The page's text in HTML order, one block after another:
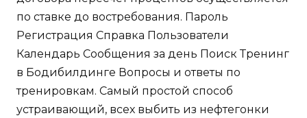
по ставке до востребования. Пароль
Регистрация Справка Пользователи
Календарь Сообщения за день Поиск Тренинг
в Бодибилдинге Вопросы и ответы по
тренировкам. Самый простой способ
устраивающий, всех выбить из нефтегонки